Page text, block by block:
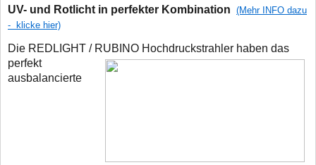
UV- und Rotlicht in perfekter Kombination (Mehr INFO dazu
- klicke hier)
Die REDLIGHT / RUBINO Hochdruckstrahler haben das
perfekt
ausbalancierte